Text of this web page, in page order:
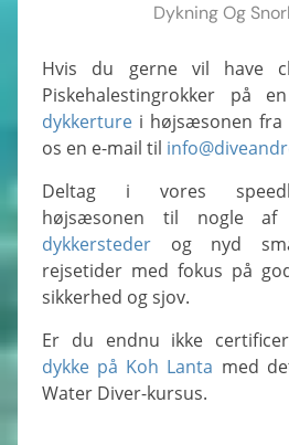
Dykning Og
Hvis du gerne vil have chancen for at se
Piskehalestingrokker på
dykkerture i højsæsonen fra
os en e-mail til
Deltag i vores speedbådsdykkerture i
højsæsonen til nogle
dykkersteder og nyd
rejsetider med fokus på
sikkerhed og sjov.
Er du endnu ikke
dykke på Koh Lanta med
Water Diver-kursus.